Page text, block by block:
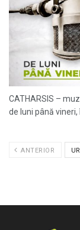
CATHARSIS –
de luni până vineri,
ANTERIOR